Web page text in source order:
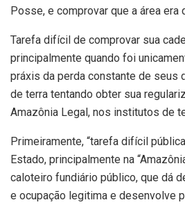
Posse, e comprovar que a área era
Tarefa difícil de comprovar sua
principalmente quando foi
práxis da perda constante de seus
de terra tentando obter sua
Amazônia Legal, nos institutos de
Primeiramente, “tarefa difícil
Estado, principalmente na
caloteiro fundiário público, que dá
e ocupação legitima e desenvolve